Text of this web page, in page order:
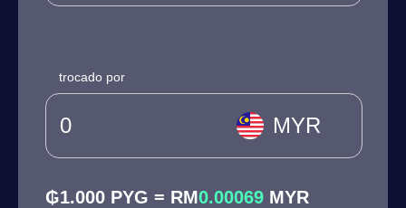
trocado por
MYR
₲1.000 PYG = RM0.00069 MYR